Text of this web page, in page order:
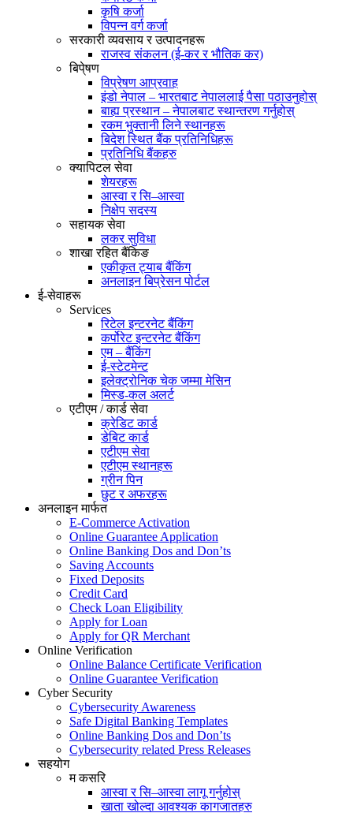
कृषि कर्जा
विपन्न वर्ग कर्जा
सरकारी व्यवसाय र उत्पादनहरू
राजस्व संकलन (ई-कर र भौतिक कर)
बिपे्षण
विप्रेषण आप्रवाह
इंडो नेपाल – भारतबाट नेपाललाई पैसा पठाउनुहोस्
बाह्य प्रस्थान – नेपालबाट स्थान्तरण गर्नुहोस्
रकम भुक्तानी लिने स्थानहरू
बिदेश स्थित बैंक प्रतिनिधिहरू
प्रतिनिधि बैंकहरु
क्यापिटल सेवा
शेयरहरू
आस्वा र सि–आस्वा
निक्षेप सदस्य
सहायक सेवा
लकर सुविधा
शाखा रहित बैंकिङ
एकीकृत ट्याब बैंकिंग
अनलाइन बिप्रेसन पोर्टल
ई-सेवाहरू
Services
रिटेल इन्टरनेट बैंकिंग
कर्पोरेट इन्टरनेट बैंकिंग
एम – बैंकिंग
ई-स्टेटमेन्ट
इलेक्ट्रोनिक चेक जम्मा मेसिन
मिस्ड-कल अलर्ट
एटीएम / कार्ड सेवा
क्रेडिट कार्ड
डेबिट कार्ड
एटीएम सेवा
एटीएम स्थानहरू
ग्रीन पिन
छुट र अफरहरू
अनलाइन मार्फत
E-Commerce Activation
Online Guarantee Application
Online Banking Dos and Don’ts
Saving Accounts
Fixed Deposits
Credit Card
Check Loan Eligibility
Apply for Loan
Apply for QR Merchant
Online Verification
Online Balance Certificate Verification
Online Guarantee Verification
Cyber Security
Cybersecurity Awareness
Safe Digital Banking Templates
Online Banking Dos and Don’ts
Cybersecurity related Press Releases
सहयोग
म कसरि
आस्वा र सि–आस्वा लागू गर्नुहोस्
खाता खोल्दा आवश्यक कागजातहरु